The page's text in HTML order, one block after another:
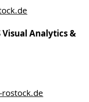
.de
Visual Analytics &
rostock.de